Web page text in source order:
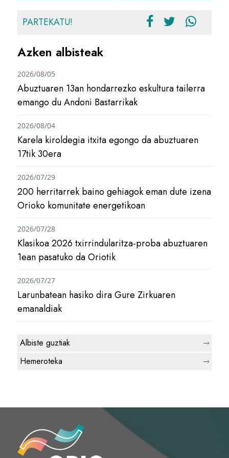
PARTEKATU!
Azken albisteak
Abuztuaren 13an hondarrezko eskultura tailerra
emango du Andoni Bastarrikak
2026/08/05
Karela kiroldegia itxita egongo da abuztuaren
17tik 30era
2026/08/04
200 herritarrek baino gehiagok eman dute izena
Orioko komunitate energetikoan
2026/07/29
Klasikoa 2026 txirrindularitza-proba abuztuaren
1ean pasatuko da Oriotik
2026/07/28
Larunbatean hasiko dira Gure Zirkuaren
emanaldiak
2026/07/27
Albiste guztiak
Hemeroteka